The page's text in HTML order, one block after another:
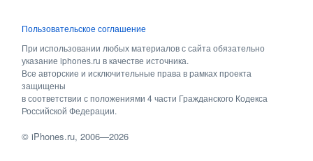
Пользовательское соглашение
При использовании любых материалов с сайта обязательно
указание iphones.ru в качестве источника.
Все авторские и исключительные права в рамках проекта
защищены
в соответствии с положениями 4 части Гражданского Кодекса
Российской Федерации.
©iPhones.ru, 2006—2026